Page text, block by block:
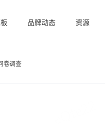
品牌动态 资源
卷调查